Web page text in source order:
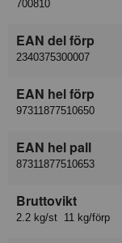
700810
EAN del förp
2340375300007
EAN hel förp
97311877510650
EAN hel pall
87311877510653
Bruttovikt
2.2 kg/st 11 kg/förp